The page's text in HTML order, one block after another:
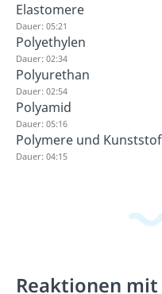
Elastomere
Dauer: 05:21
Polyethylen
Dauer: 02:34
Polyurethan
Dauer: 02:54
Polyamid
Dauer: 05:16
Polymere und
Dauer: 04:15
Reaktionen mit